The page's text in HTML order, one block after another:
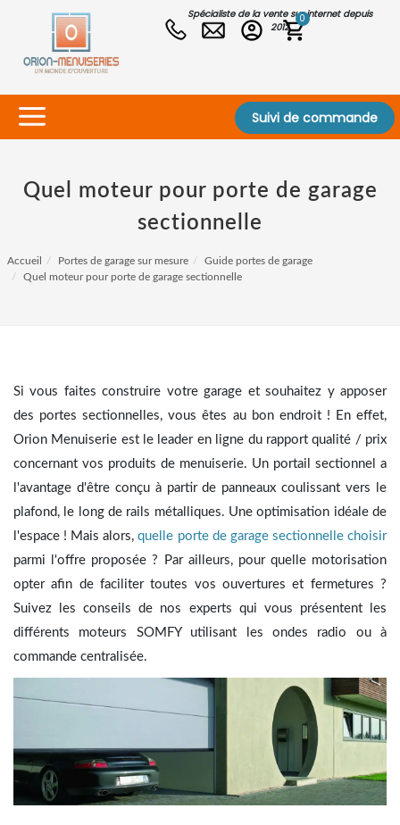
Spécialiste de la vente sur internet depuis
2012
0
Suivi de commande
Quel moteur pour porte de garage
sectionnelle
Accueil Portes de garage sur mesure
Guide portes de garage
Quel moteur pour porte de garage sectionnelle
Si vous faites construire votre garage et souhaitez y apposer
des portes sectionnelles, vous êtes au bon endroit ! En effet,
Orion Menuiserie est le leader en ligne du rapport qualité / prix
concernant vos produits de menuiserie. Un portail sectionnel a
l'avantage d'être conçu à partir de panneaux coulissant vers le
plafond, le long de rails métalliques. Une optimisation idéale de
l'espace ! Mais alors,quelle porte de garage sectionnelle choisir
parmi l'offre proposée ? Par ailleurs, pour quelle motorisation
opter afin de faciliter toutes vos ouvertures et fermetures ?
Suivez les conseils de nos experts qui vous présentent les
différents moteurs SOMFY utilisant les ondes radio ou à
commande centralisée.